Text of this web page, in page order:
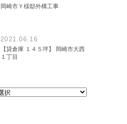
岡崎市Ｙ様邸外構工事
2021.06.16
【貸倉庫 １４５坪】 岡崎市大西
１丁目